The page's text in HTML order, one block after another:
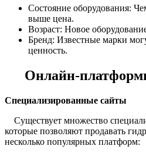
Состояние оборудования:
выше цена.
Возраст: Новое
Бренд: Известные марки
ценность.
Онлайн-
Специализированные сайты
Существует множество
которые позволяют продавать
несколько популярных платформ: